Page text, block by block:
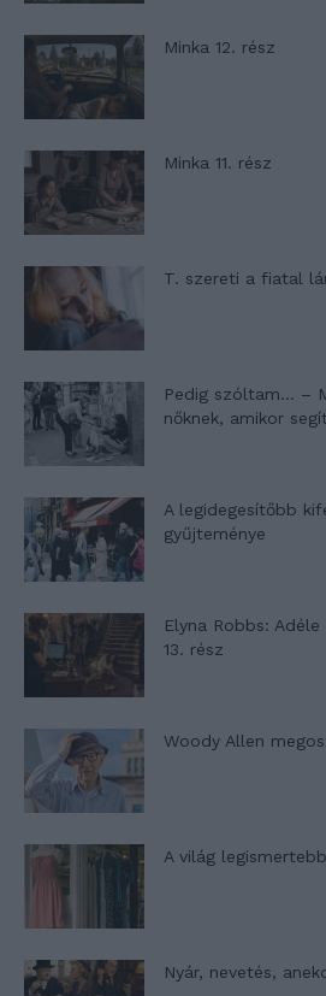
Minka 12. rész
Minka 11. rész
T. szereti a fiatal
Pedig szóltam… –
nőknek, amikor
A legidegesítőbb
gyűjteménye
Elyna Robbs:
13. rész
Woody Allen
A világ
Nyár, nevetés,